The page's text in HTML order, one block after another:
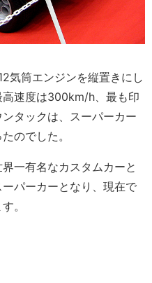
気筒エンジンを縦置きにし
高速度は300km/h、最も印
タックは、スーパーカー
のでした。
一有名なカスタムカーと
パーカーとなり、現在で
。